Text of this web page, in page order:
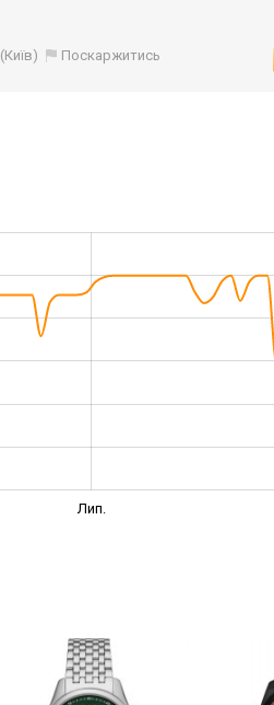
(Київ) Поскаржитись
Лип.